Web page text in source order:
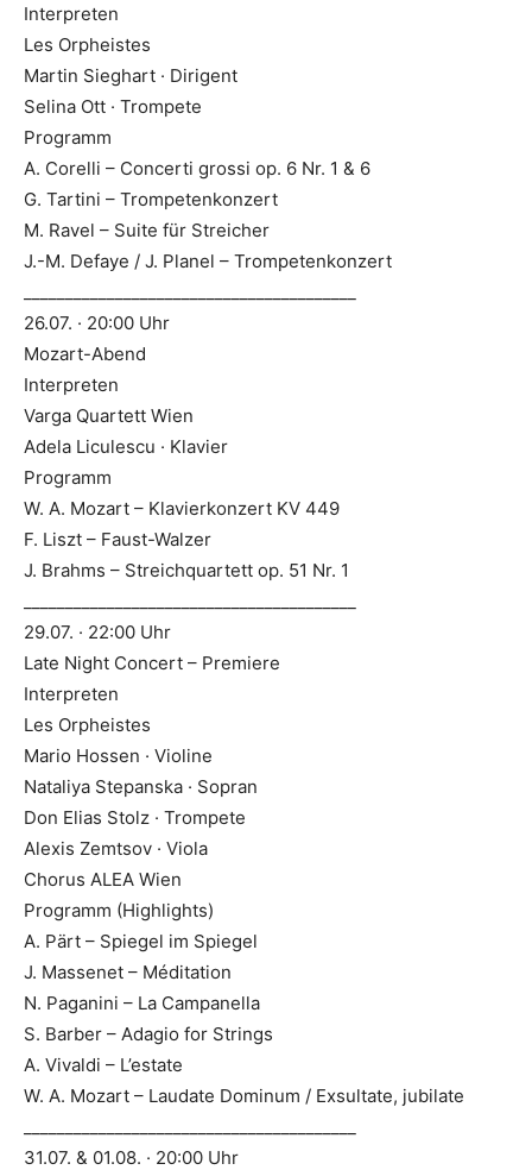
Interpreten
Les Orpheistes
Martin Sieghart · Dirigent
Selina Ott · Trompete
Programm
A. Corelli – Concerti grossi op. 6 Nr. 1 & 6
G. Tartini – Trompetenkonzert
M. Ravel – Suite für Streicher
J.-M. Defaye / J. Planel – Trompetenkonzert
26.07. · 20:00 Uhr
Mozart-Abend
Interpreten
Varga Quartett Wien
Adela Liculescu · Klavier
Programm
W. A. Mozart – Klavierkonzert KV 449
F. Liszt – Faust-Walzer
J. Brahms – Streichquartett op. 51 Nr. 1
29.07. · 22:00 Uhr
Late Night Concert – Premiere
Interpreten
Les Orpheistes
Mario Hossen · Violine
Nataliya Stepanska · Sopran
Don Elias Stolz · Trompete
Alexis Zemtsov · Viola
Chorus ALEA Wien
Programm (Highlights)
A. Pärt – Spiegel im Spiegel
J. Massenet – Méditation
N. Paganini – La Campanella
S. Barber – Adagio for Strings
A. Vivaldi – L’estate
W. A. Mozart – Laudate Dominum / Exsultate, jubilate
31.07. & 01.08. · 20:00 Uhr